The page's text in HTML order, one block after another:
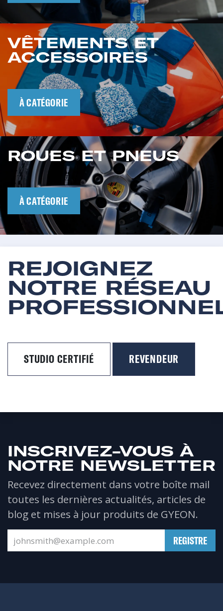
VÊTEMENTS ET
ACCESSOIRES
À CATÉGORIE
ROUES ET PNEUS
À CATÉGORIE
REJOIGNEZ
NOTRE RÉSEAU
STUDIO CERTIFIÉ REVENDEUR
INSCRIVEZ-VOUS À
NOTRE NEWSLETTER
Recevez directement dans votre boîte mail
toutes les dernières actualités, articles de
blog et mises à jour produits de GYEON.
​REGISTRE